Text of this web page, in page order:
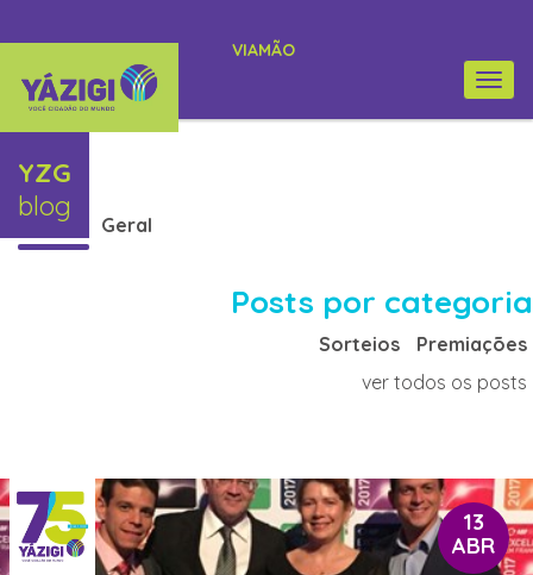
VIAMÃO
YZG
blog
Geral
Posts por categoria
Sorteios
Premiações
ver todos os posts
13
ABR